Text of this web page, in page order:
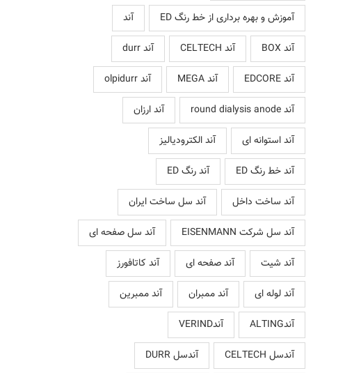
آموزش و بهره برداری از خط رنگ ED
آند
آند BOX
آند CELTECH
آند durr
آند EDCORE
آند MEGA
آند olpidurr
آند round dialysis anode
آند ارزان
آند استوانه ای
آند الکترودیالیز
آند خط رنگ ED
آند رنگ ED
آند ساخت داخل
آند سل ساخت ایران
آند سل شرکت EISENMANN
آند سل صفحه ای
آند شیت
آند صفحه ای
آند کاتافورز
آند لوله ای
آند ممبران
آند ممبرین
آندALTING
آندVERIND
آندسل CELTECH
آندسل DURR